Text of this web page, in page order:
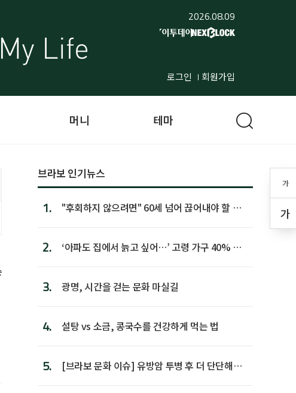
2026.08.09
로그인 회원가입
가
가
머니 테마
브라보 인기뉴스
1.
"후회하지 않으려면" 60세 넘어 끊어내야 할 사
2.
‘아파도 집에서 늙고 싶어…’ 고령 가구 40% 노
3. 광명, 시간을 걷는 문화 마실길
4. 설탕 vs 소금, 콩국수를 건강하게 먹는 법
5.
[브라보 문화 이슈] 유방암 투병 후 더 단단해진